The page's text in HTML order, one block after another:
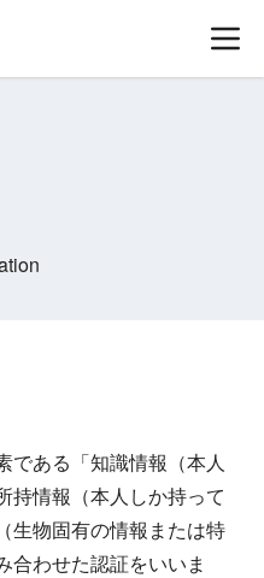
である「知識情報（本人
持情報（本人しか持って
生物固有の情報または特
合わせた認証をいいま